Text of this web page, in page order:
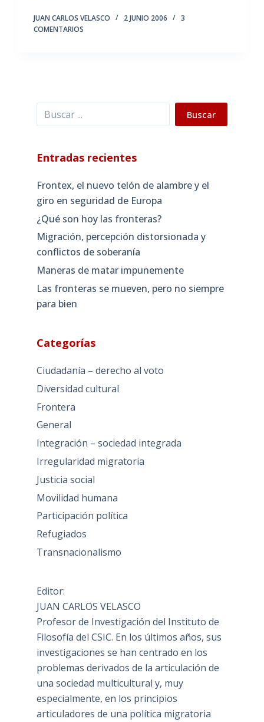
JUAN CARLOS VELASCO 2 JUNIO 2006
3
COMENTARIOS
Buscar Buscar
Entradas recientes
Frontex, el nuevo telón de alambre y el
giro en seguridad de Europa
¿Qué son hoy las fronteras?
Migración, percepción distorsionada y
conflictos de soberanía
Maneras de matar impunemente
Las fronteras se mueven, pero no siempre
para bien
Categorías
Ciudadanía – derecho al voto
Diversidad cultural
Frontera
General
Integración – sociedad integrada
Irregularidad migratoria
Justicia social
Movilidad humana
Participación política
Refugiados
Transnacionalismo
Editor:
JUAN CARLOS VELASCO
Profesor de Investigación del Instituto de
Filosofía del CSIC. En los últimos años, sus
investigaciones se han centrado en los
problemas derivados de la articulación de
una sociedad multicultural y, muy
especialmente, en los principios
articuladores de una política migratoria